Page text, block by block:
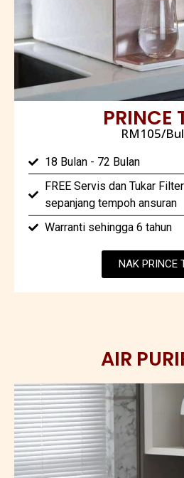
PRINCE
RM105/
18 Bulan - 72 Bulan
FREE Servis dan Tukar
sepanjang tempoh ansuran
Warranti sehingga 6 tahun
NAK PRINCE
AIR